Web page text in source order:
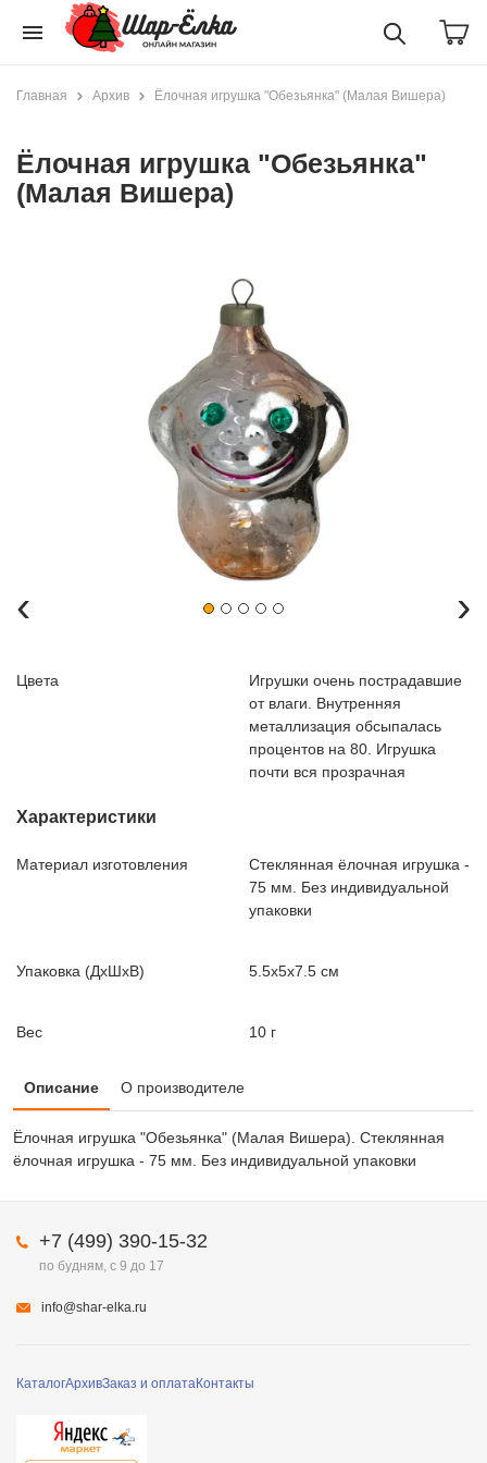
menu
Главная Архив Ёлочная игрушка "Обезьянка" (Малая Вишера)
Ёлочная игрушка "Обезьянка"
(Малая Вишера)
‹ ›
Цвета
Игрушки очень пострадавшие
от влаги. Внутренняя
металлизация обсыпалась
процентов на 80. Игрушка
почти вся прозрачная
Характеристики
Материал изготовления
Стеклянная ёлочная игрушка -
75 мм. Без индивидуальной
упаковки
Упаковка (ДxШxВ) 5.5x5x7.5 см
Вес 10 г
Описание О производителе
Ёлочная игрушка "Обезьянка" (Малая Вишера). Стеклянная
ёлочная игрушка - 75 мм. Без индивидуальной упаковки
КаталогАрхивЗаказ и оплатаКонтакты
+7 (499) 390-15-32
по будням, с 9 до 17
info@shar-elka.ru